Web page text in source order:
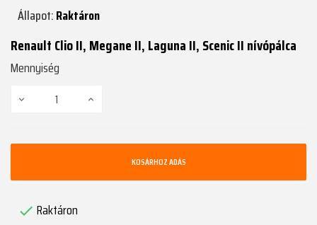
Állapot:Raktáron
Renault Clio II, Megane II, Laguna II, Scenic II nívópálca
Mennyiség
KOSÁRHOZ ADÁS
 Raktáron